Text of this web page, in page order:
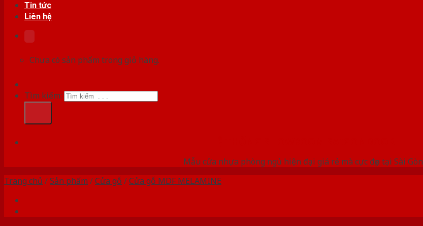
Tin tức
Liên hệ
Chưa có sản phẩm trong giỏ hàng.
Tìm kiếm:
Mẫu cửa nhựa phòng ngủ hiện đại giá rẻ mà cực đẹp tại Sài Gòn
Trang chủ /Sản phẩm /Cửa gỗ /Cửa gỗ MDF MELAMINE